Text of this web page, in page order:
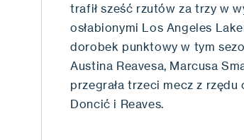
trafił sześć rzutów za trzy w
osłabionymi Los Angeles
dorobek punktowy w tym
Austina Reavesa, Marcusa
przegrała trzeci mecz z
Doncić i Reaves.